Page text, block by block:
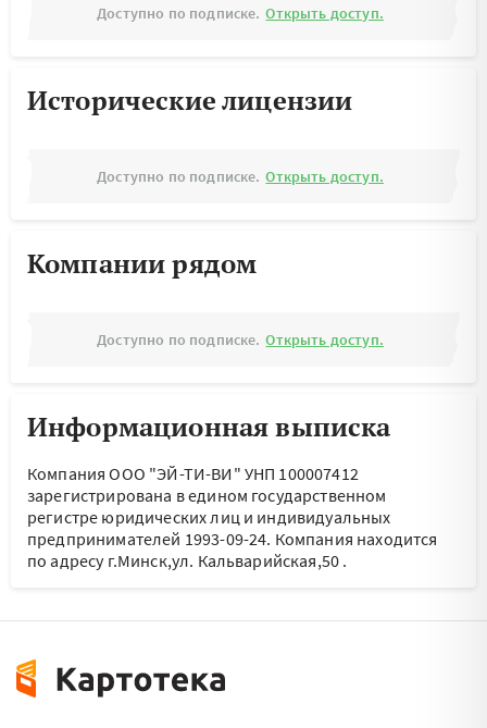
Доступно по подписке. Открыть доступ.
Исторические лицензии
Доступно по подписке. Открыть доступ.
Компании рядом
Доступно по подписке. Открыть доступ.
Информационная выписка
Компания ООО "ЭЙ-ТИ-ВИ" УНП 100007412
зарегистрирована в едином государственном
регистре юридических лиц и индивидуальных
предпринимателей 1993-09-24. Компания находится
по адресу г.Минск,ул. Кальварийская,50 .